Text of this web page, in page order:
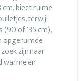
biedt ruime
terwijl
(90 of 135 cm),
opgeruimde
zijn naar
warme en